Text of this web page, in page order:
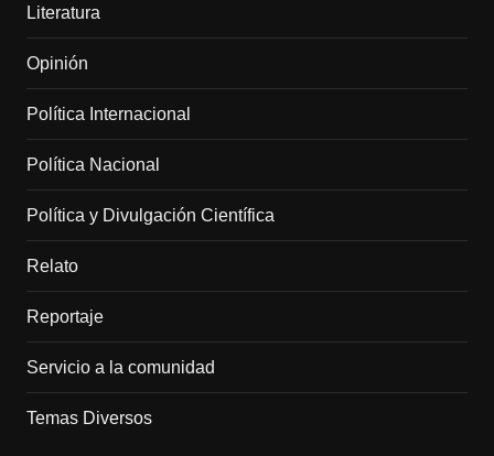
Literatura
Opinión
Política Internacional
Política Nacional
Política y Divulgación Científica
Relato
Reportaje
Servicio a la comunidad
Temas Diversos